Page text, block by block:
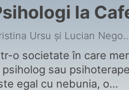
la
Cristina Ursu
o societate în care
psiholog sau
egal cu nebunia, o